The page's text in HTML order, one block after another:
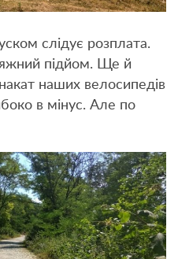
слідує розплата.
підйом. Ще й
наших велосипедів
в мінус. Але по